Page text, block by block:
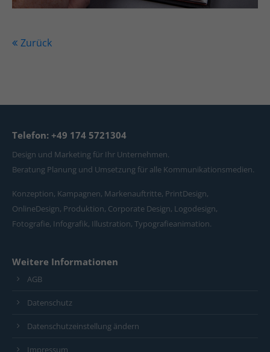
Zurück
Telefon: +49 174 5721304
Design und Marketing für Ihr Unternehmen.
Beratung Planung und Umsetzung für alle Kommunikationsmedien.
Konzeption, Kampagnen, Markenauftritte, PrintDesign,
OnlineDesign, Produktion, Corporate Design, Logodesign,
Fotografie, Infografik, Illustration, Typografieanimation.
Weitere Informationen
AGB
Datenschutz
Datenschutzeinstellung ändern
Impressum